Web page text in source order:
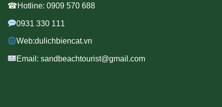
☎Hotline: 0909 570 688
0931 330 111
Web:dulichbiencat.vn
Email: sandbeachtourist@gmail.com